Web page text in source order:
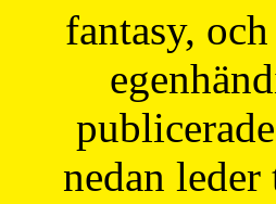
fantasy,
nedan